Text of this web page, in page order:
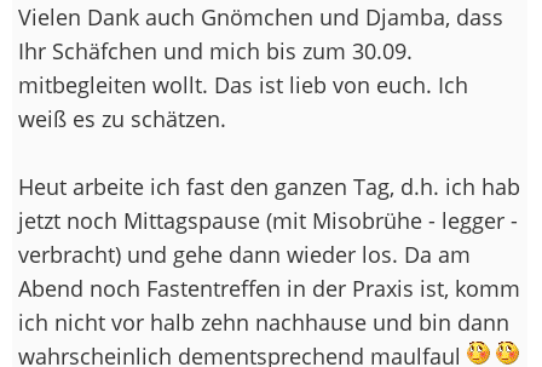
Vielen Dank auch Gnömchen und Djamba, dass
Ihr Schäfchen und mich bis zum 30.09.
mitbegleiten wollt. Das ist lieb von euch. Ich
weiß es zu schätzen.
Heut arbeite ich fast den ganzen Tag, d.h. ich hab
jetzt noch Mittagspause (mit Misobrühe - legger -
verbracht) und gehe dann wieder los. Da am
Abend noch Fastentreffen in der Praxis ist, komm
ich nicht vor halb zehn nachhause und bin dann
wahrscheinlich dementsprechend maulfaul